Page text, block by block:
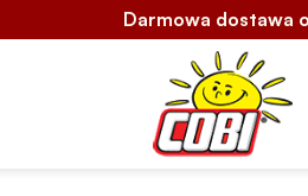
Darmowa dostawa